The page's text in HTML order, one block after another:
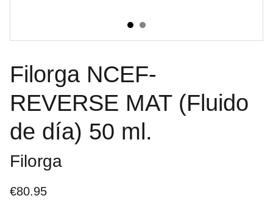
Filorga NCEF-
REVERSE MAT (Fluido
de día) 50 ml.
Filorga
€80.95